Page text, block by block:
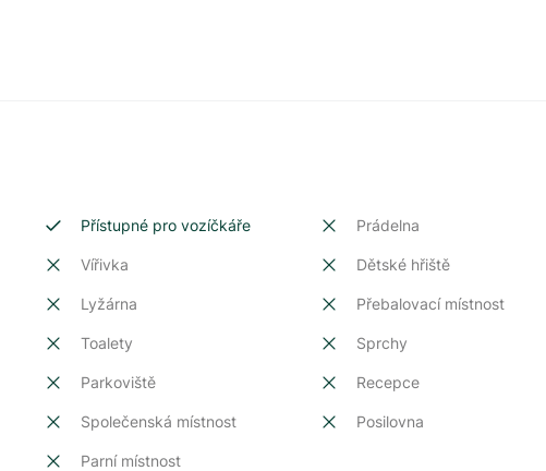
Přístupné pro vozíčkáře Prádelna
Vířivka Dětské hřiště
Lyžárna Přebalovací místnost
Toalety Sprchy
Parkoviště Recepce
Společenská místnost Posilovna
Parní místnost